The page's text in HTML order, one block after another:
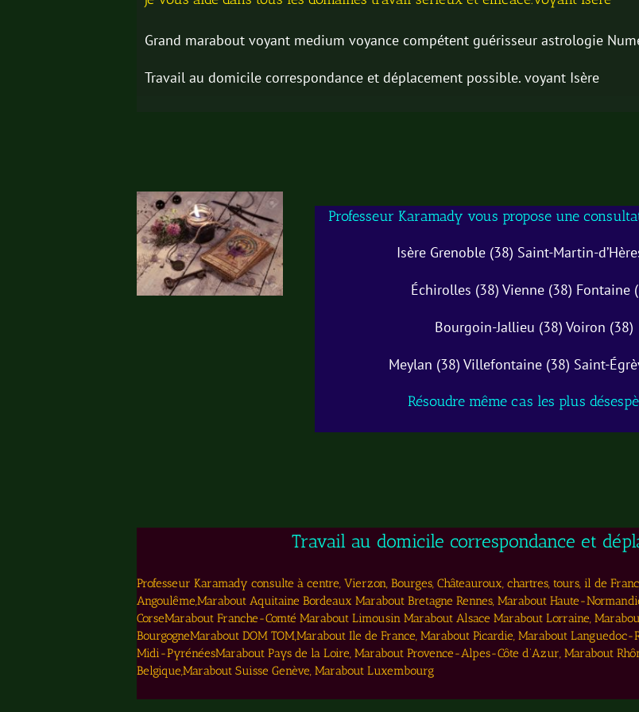
Grand marabout voyant medium voyance compétent guérisseur astrologie
Travail au domicile correspondance et déplacement possible. voyant Isère
Professeur Karamady vous propose une
Isère Grenoble (38) Saint-Martin-
Échirolles (38) Vienne (38) Fontaine
Bourgoin-Jallieu (38) Voiron (38)
Meylan (38) Villefontaine (38) Saint-
Résoudre même cas les plus
Travail au domicile correspondance et
Professeur Karamady consulte à centre, Vierzon, Bourges, Châteauroux, chartres, tours, il de
Angoulême,Marabout Aquitaine Bordeaux Marabout Bretagne Rennes, Marabout Haute-
CorseMarabout Franche-Comté Marabout Limousin Marabout Alsace Marabout Lorraine,
BourgogneMarabout DOM TOM,Marabout Ile de France, Marabout Picardie, Marabout
Midi-PyrénéesMarabout Pays de la Loire, Marabout Provence-Alpes-Côte d’Azur, Marabout
Belgique,Marabout Suisse Genève, Marabout Luxembourg